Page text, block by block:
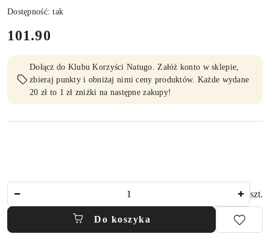
Dostępność:tak
cena:
101.90
Dołącz do Klubu Korzyści Natugo. Załóż konto w sklepie,
zbieraj punkty i obniżaj nimi ceny produktów. Każde wydane
20 zł to 1 zł zniżki na następne zakupy!
szt.
Do koszyka